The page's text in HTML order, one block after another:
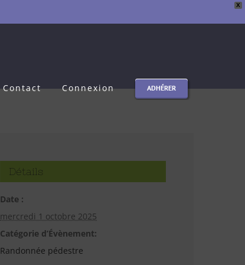
X
Contact Connexion ADHÉRER
Détails
Date :
mercredi 1 octobre 2025
Catégorie d’Évènement:
Randonnée pédestre